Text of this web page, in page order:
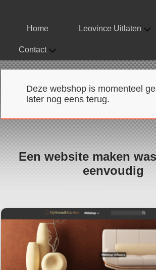
Home Leovince Uitlaten
Contact
Deze webshop is momenteel
later nog eens terug.
Een website maken
eenvoudig